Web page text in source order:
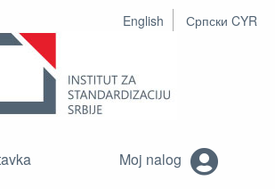
English Српски CYR
Moj nalog